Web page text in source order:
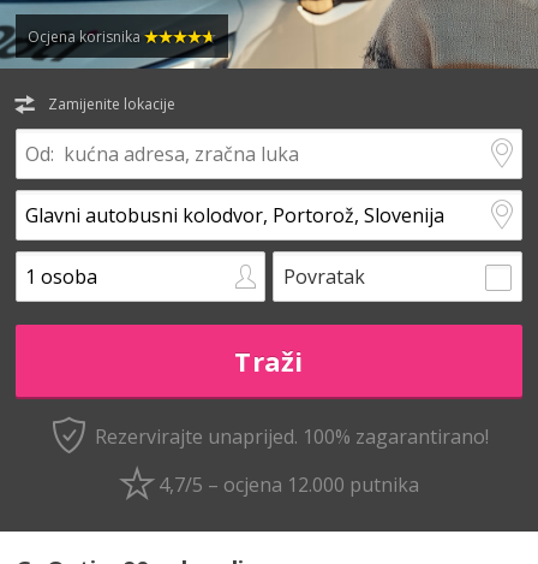
Ocjena korisnika
Zamijenite lokacije
Povratak
Rezervirajte unaprijed. 100% zagarantirano!
4,7/5 – ocjena 12.000 putnika